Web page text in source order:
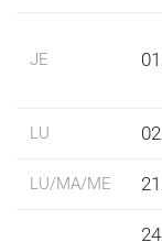
JE
LU
LU/MA/ME